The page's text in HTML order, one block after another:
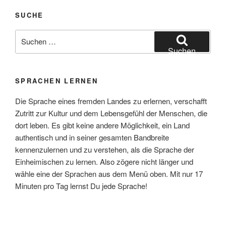
SUCHE
nach:
Suchen
SPRACHEN LERNEN
Die Sprache eines fremden Landes zu erlernen, verschafft
Zutritt zur Kultur und dem Lebensgefühl der Menschen, die
dort leben. Es gibt keine andere Möglichkeit, ein Land
authentisch und in seiner gesamten Bandbreite
kennenzulernen und zu verstehen, als die Sprache der
Einheimischen zu lernen. Also zögere nicht länger und
wähle eine der Sprachen aus dem Menü oben. Mit nur 17
Minuten pro Tag lernst Du jede Sprache!